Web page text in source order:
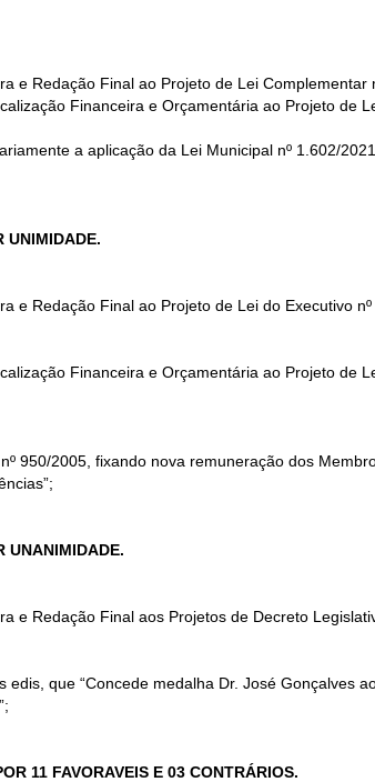
e Redação Final ao Projeto de Lei
Financeira e Orçamentária ao Projeto de
a aplicação da Lei Municipal nº 1.602/
UNIMIDADE.
e Redação Final ao Projeto de Lei do Executivo
Financeira e Orçamentária ao Projeto de
950/2005, fixando nova remuneração dos
UNANIMIDADE.
e Redação Final aos Projetos de Decreto
que “Concede medalha Dr. José Gonçalves
11 FAVORAVEIS E 03 CONTRÁRIOS.